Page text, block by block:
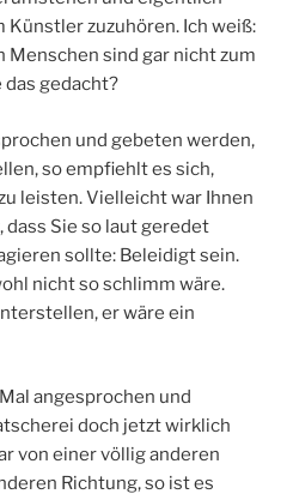
Künstler zuzuhören. Ich weiß:
Menschen sind gar nicht zum
das gedacht?
und gebeten werden,
so empfiehlt es sich,
leisten. Vielleicht war Ihnen
Sie so laut geredet
sollte: Beleidigt sein.
nicht so schlimm wäre.
er wäre ein
angesprochen und
doch jetzt wirklich
von einer völlig anderen
Richtung, so ist es